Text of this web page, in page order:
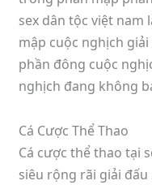
sex dân tộc việt nam
mập cuộc nghịch
phần đông cuộc
nghịch đang không
Cá Cược Thể Thao
Cá cược thể thao tại
siêu rộng rãi giải